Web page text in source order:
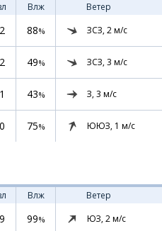
Влж
Ветер
88% ЗСЗ, 2м/с
49% ЗСЗ, 3 м/с
43% З, 3 м/с
75% ЮЮЗ, 1 м/с
Влж
Ветер
99% ЮЗ, 2м/с